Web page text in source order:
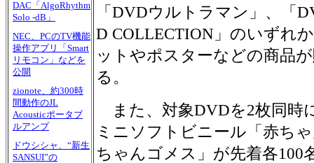
DAC「AlgoRhythm
Solo -dB」
NEC、PCのTV機能
操作アプリ「Smart
リモコン」などを
公開
zionote、約300時
間動作のJL
Acousticポータブ
ルアンプ
ドウシシャ、“新生
SANSUI”の
「DVDウルトラマン」、「
D COLLECTION」のいずれ
ットやポスターなどの商品
る。
また、対象DVDを2枚同時
ミニソフトビニール「赤ち
ちゃんゴメス」が先着各100